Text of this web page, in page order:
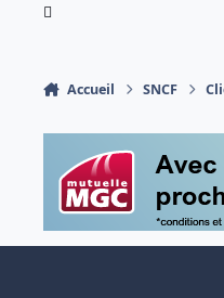
Accueil SNCF